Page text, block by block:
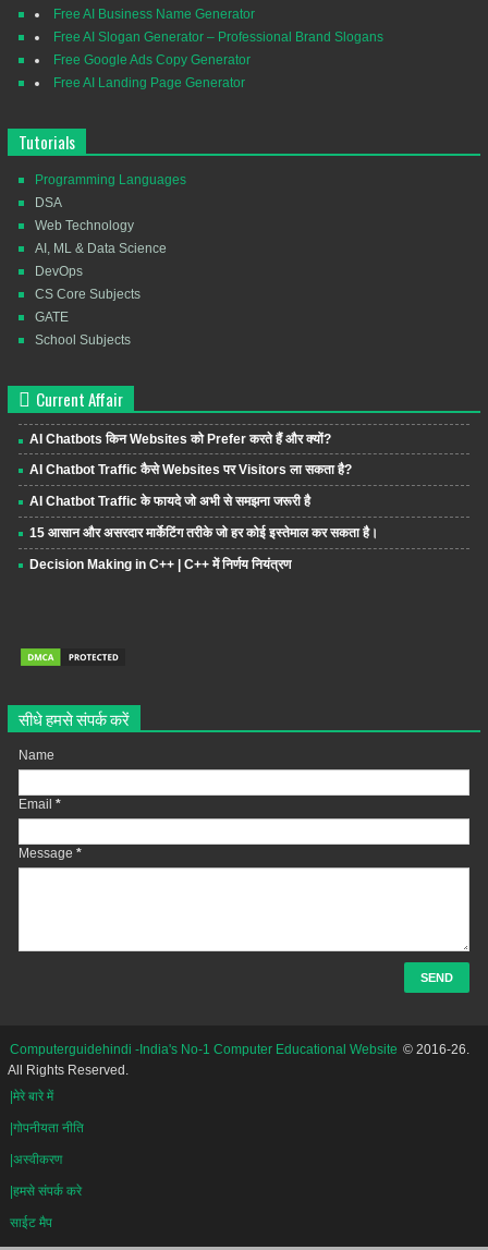
Free AI Business Name Generator
Free AI Slogan Generator – Professional Brand Slogans
Free Google Ads Copy Generator
Free AI Landing Page Generator
Tutorials
Programming Languages
DSA
Web Technology
AI, ML & Data Science
DevOps
CS Core Subjects
GATE
School Subjects
Current Affair
AI Chatbots किन Websites को Prefer करते हैं और क्यों?
AI Chatbot Traffic कैसे Websites पर Visitors ला सकता है?
AI Chatbot Traffic के फायदे जो अभी से समझना जरूरी है
15 आसान और असरदार मार्केटिंग तरीके जो हर कोई इस्तेमाल कर सकता है।
Decision Making in C++ | C++ में निर्णय नियंत्रण
सीधे हमसे संपर्क करें
Name
Email *
Message *
Computerguidehindi -India's No-1 Computer Educational Website © 2016-26.
All Rights Reserved.
|मेरे बारे में
|गोपनीयता नीति
|अस्वीकरण
|हमसे संपर्क करे
साईट मैप